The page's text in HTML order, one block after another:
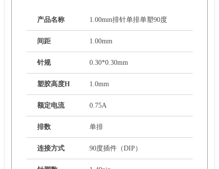
产品名称 1.00mm排针单排单塑90度
间距 1.00mm
针规 0.30*0.30mm
塑胶高度H 1.0mm
额定电流 0.75A
排数 单排
连接方式 90度插件（DIP）